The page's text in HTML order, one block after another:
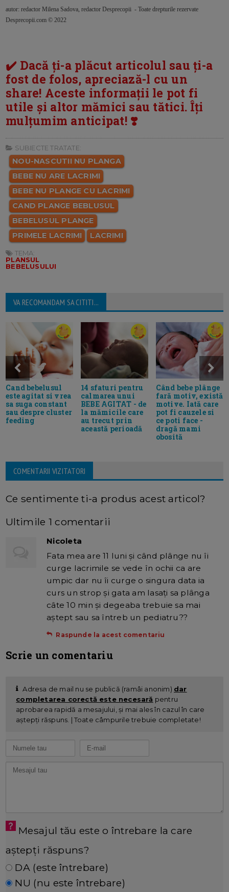
autor: redactor Milena Sadova, redactor Desprecopii - Toate drepturile rezervate
Desprecopii.com © 2022
✔️ Dacă ți-a plăcut articolul sau ți-a
fost de folos, apreciază-l cu un
share! Aceste informații le pot fi
utile și altor mămici sau tătici. Îți
mulțumim anticipat! ❣️
SUBIECTE TRATATE:
NOU-NASCUTII NU PLANGA
BEBE NU ARE LACRIMI
BEBE NU PLANGE CU LACRIMI
CAND PLANGE BEBLUSUL
BEBELUSUL PLANGE
PRIMELE LACRIMI
LACRIMI
TEMA:
PLANSUL
BEBELUSULUI
VA RECOMANDAM SA CITITI...
Cand bebelusul
este agitat si vrea
sa suga constant
sau despre cluster
feeding
14 sfaturi pentru
calmarea unui
BEBE AGITAT - de
la mămicile care
au trecut prin
această perioadă
Când bebe plânge
fară motiv, există
motive. Iată care
pot fi cauzele si
ce poti face -
dragă mami
obosită
COMENTARII VIZITATORI
Ce sentimente ti-a produs acest articol?
Ultimile 1 comentarii
Nicoleta
Fata mea are 11 luni şi când plânge nu îi
curge lacrimile se vede în ochii ca are
umpic dar nu îi curge o singura data ia
curs un strop şi gata am lasaţi sa plânga
câte 10 min şi degeaba trebuie sa mai
aştept sau sa întreb un pediatru??
Raspunde la acest comentariu
Scrie un comentariu
Adresa de mail nu se publică (ramâi anonim) dar
completarea corectă este necesară pentru
aprobarea rapidă a mesajului, și mai ales în cazul în care
aștepți răspuns. | Toate câmpurile trebuie completate!
Mesajul tău este o întrebare la care
aștepți răspuns?
DA (este întrebare)
NU (nu este întrebare)